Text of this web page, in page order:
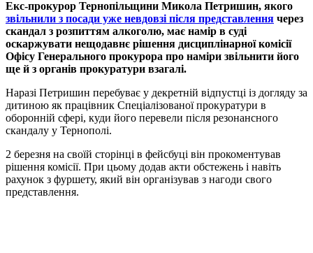
Екс-прокурор Тернопільщини Микола Петришин, якого
звільнили з посади уже невдовзі після представлення через
скандал з розпиттям алкоголю, має намір в суді
оскаржувати нещодавнє рішення дисциплінарної комісії
Офісу Генерального прокурора про наміри звільнити його
ще й з органів прокуратури взагалі.
Наразі Петришин перебуває у декретній відпустці із догляду за
дитиною як працівник Спеціалізованої прокуратури в
оборонній сфері, куди його перевели після резонансного
скандалу у Тернополі.
2 березня на своїй сторінці в фейсбуці він прокоментував
рішення комісії. При цьому додав акти обстежень і навіть
рахунок з фуршету, який він організував з нагоди свого
представлення.